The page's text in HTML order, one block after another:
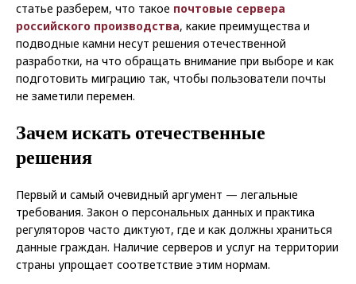
статье разберем, что такое почтовые сервера
российского производства, какие преимущества и
подводные камни несут решения отечественной
разработки, на что обращать внимание при выборе и как
подготовить миграцию так, чтобы пользователи почты
не заметили перемен.
Зачем искать отечественные
решения
Первый и самый очевидный аргумент — легальные
требования. Закон о персональных данных и практика
регуляторов часто диктуют, где и как должны храниться
данные граждан. Наличие серверов и услуг на территории
страны упрощает соответствие этим нормам.